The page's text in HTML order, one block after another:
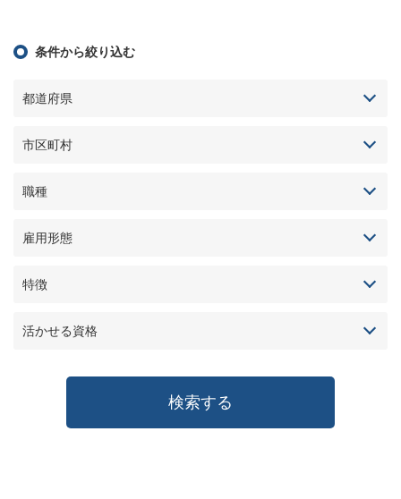
条件から絞り込む
都道府県
市区町村
職種
雇用形態
特徴
活かせる資格